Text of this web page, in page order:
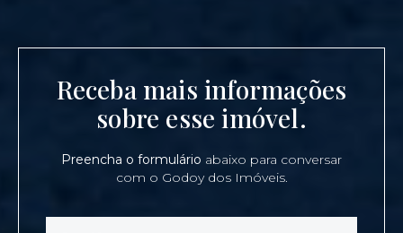
Receba mais informações
sobre esse imóvel.
Preencha o formulário abaixo para conversar
com o Godoy dos Imóveis.